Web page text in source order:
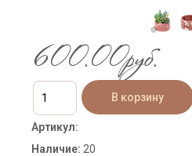
600.00руб.
Артикул:
Наличие: 20